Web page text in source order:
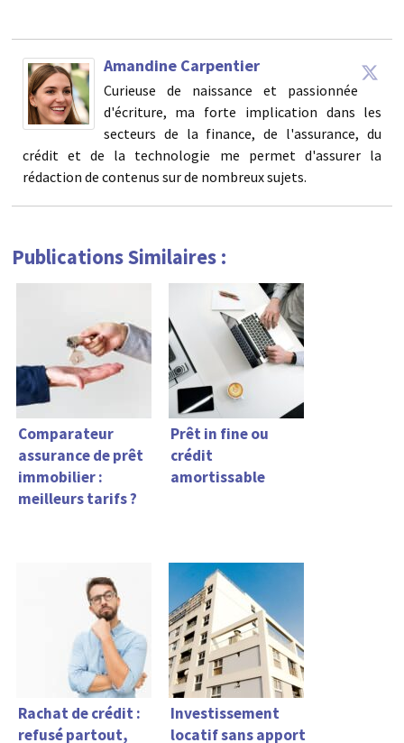
Amandine Carpentier
Curieuse de naissance et passionnée
d'écriture, ma forte implication dans les
secteurs de la finance, de l'assurance, du
crédit et de la technologie me permet d'assurer la
rédaction de contenus sur de nombreux sujets.
Publications Similaires :
Comparateur
assurance de prêt
immobilier :
meilleurs tarifs ?
Prêt in fine ou
crédit
amortissable
Rachat de crédit :
refusé partout,
Investissement
locatif sans apport